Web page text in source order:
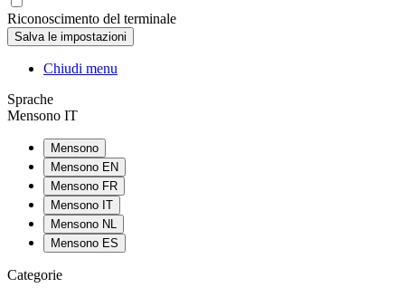
Riconoscimento del terminale
Chiudi menu
Sprache
Mensono IT
Mensono
Mensono EN
Mensono FR
Mensono IT
Mensono NL
Mensono ES
Categorie